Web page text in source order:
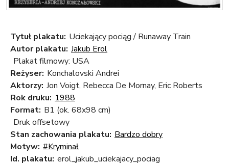
Tytuł plakatu: Uciekający pociąg / Runaway Train
Autor plakatu: Jakub Erol
Plakat filmowy: USA
Reżyser: Konchalovski Andrei
Aktorzy: Jon Voigt, Rebecca De Mornay, Eric Roberts
Rok druku: 1988
Format: B1 (ok. 68x98 cm)
Druk offsetowy
Stan zachowania plakatu: Bardzo dobry
Motyw: #Kryminał
Id. plakatu: erol_jakub_uciekajacy_pociag